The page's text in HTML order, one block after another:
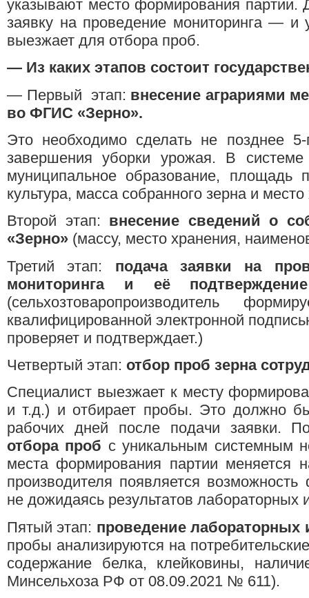
указывают место формирования партии.
заявку на проведение мониторинга — и
выезжает для отбора проб.
— Из каких этапов состоит
— Первый этап: внесение аграриями
во ФГИС «Зерно».
Это необходимо сделать не позднее
завершения уборки урожая. В
муниципальное образование,
культура, масса собранного зерна и
Второй этап: внесение сведений о
«Зерно» (массу, место хранения,
Третий этап: подача заявки на
мониторинга и её
(сельхозтоваропроизводитель
квалифицированной электронной
проверяет и подтверждает.)
Четвертый этап: отбор проб зерна
Специалист выезжает к месту
и т.д.) и отбирает пробы. Это должно
рабочих дней после подачи заявки.
отбора проб с уникальным системным
места формирования партии меняется
производителя появляется
не дожидаясь результатов лабораторных
Пятый этап: проведение лабораторных
пробы анализируются на
содержание белка, клейковины,
Минсельхоза РФ от 08.09.2021 № 611).